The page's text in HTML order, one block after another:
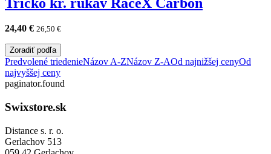
24,40 € 26,50 €
Zoradiť podľa
Predvolené triedenieNázov A-ZNázov Z-AOd najnižšej cenyOd
najvyššej ceny
paginator.found
Swixstore.sk
Distance s. r. o.
Gerlachov 513